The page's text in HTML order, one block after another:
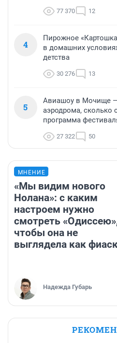
77 370 12
4
Пирожное
в домашних
детства
30 276 13
5
Авиашоу в Мочище —
аэродрома, сколько
программа
27 322 50
МНЕНИЕ
«Мы видим нового
Нолана»: с каким
настроем нужно
смотреть
чтобы она не
выглядела как
Надежда Губарь